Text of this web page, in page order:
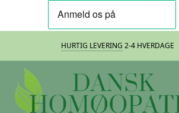
HURTIG LEVERING 2-4 HVERDAGE